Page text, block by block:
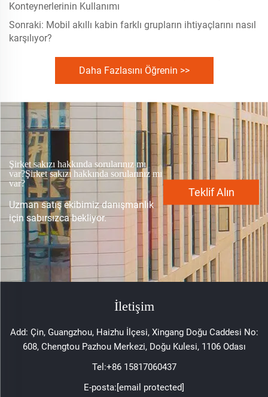
Konteynerlerinin Kullanımı
Sonraki: Mobil akıllı kabin farklı grupların ihtiyaçlarını nasıl
karşılıyor?
Daha Fazlasını Öğrenin >>
Şirket sakızı hakkında sorularınız mı
var?Şirket sakızı hakkında sorularınız mı
var?
Uzman satış ekibimiz danışmanlık
için sabırsızca bekliyor.
Teklif Alın
İletişim
Add: Çin, Guangzhou, Haizhu İlçesi, Xingang Doğu Caddesi No:
608, Chengtou Pazhou Merkezi, Doğu Kulesi, 1106 Odası
Tel:+86 15817060437
E-posta:[email protected]